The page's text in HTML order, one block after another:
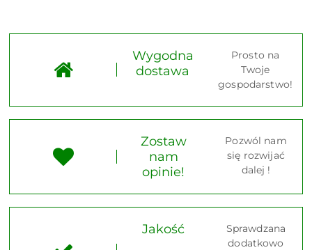
Wygodna
dostawa
Prosto na
Twoje
gospodarstwo!
Zostaw
nam
opinie!
Pozwól nam
się rozwijać
dalej !
Jakość
Sprawdzana
dodatkowo